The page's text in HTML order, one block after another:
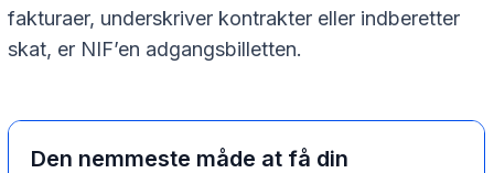
fakturaer, underskriver kontrakter eller indberetter
skat, er NIF’en adgangsbilletten.
Den nemmeste måde at få din